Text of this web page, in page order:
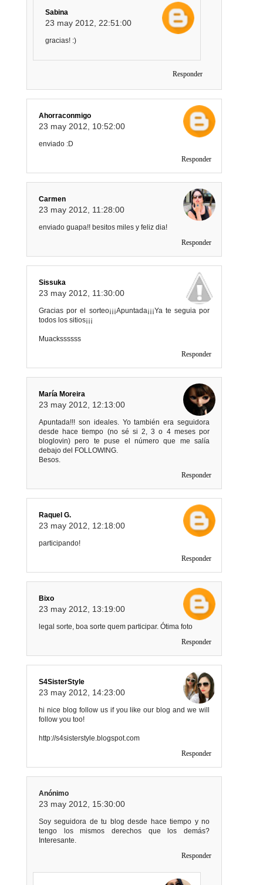
Sabina
23 may 2012, 22:51:00
gracias! :)
Responder
Ahorraconmigo
23 may 2012, 10:52:00
enviado :D
Responder
Carmen
23 may 2012, 11:28:00
enviado guapa!! besitos miles y feliz dia!
Responder
Sissuka
23 may 2012, 11:30:00
Gracias por el sorteo¡¡¡Apuntada¡¡¡Ya te seguia por
todos los sitios¡¡¡
Muackssssss
Responder
María Moreira
23 may 2012, 12:13:00
Apuntada!!! son ideales. Yo también era seguidora
desde hace tiempo (no sé si 2, 3 o 4 meses por
bloglovin) pero te puse el número que me salía
debajo del FOLLOWING.
Besos.
Responder
Raquel G.
23 may 2012, 12:18:00
participando!
Responder
Bixo
23 may 2012, 13:19:00
legal sorte, boa sorte quem participar. Ótima foto
Responder
S4SisterStyle
23 may 2012, 14:23:00
hi nice blog follow us if you like our blog and we will
follow you too!
http://s4sisterstyle.blogspot.com
Responder
Anónimo
23 may 2012, 15:30:00
Soy seguidora de tu blog desde hace tiempo y no
tengo los mismos derechos que los demás?
Interesante.
Responder